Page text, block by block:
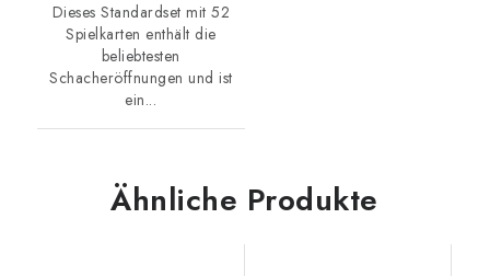
Dieses Standardset mit 52
Spielkarten enthält die
beliebtesten
Schacheröffnungen und ist
ein...
Ähnliche Produkte